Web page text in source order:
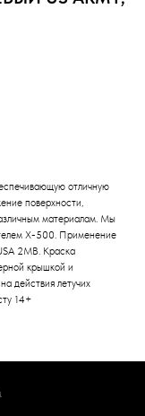
отличную
поверхности,
материалам. Мы
Х-500. Применение
2МВ. Краска
крышкой и
действия летучих
14+